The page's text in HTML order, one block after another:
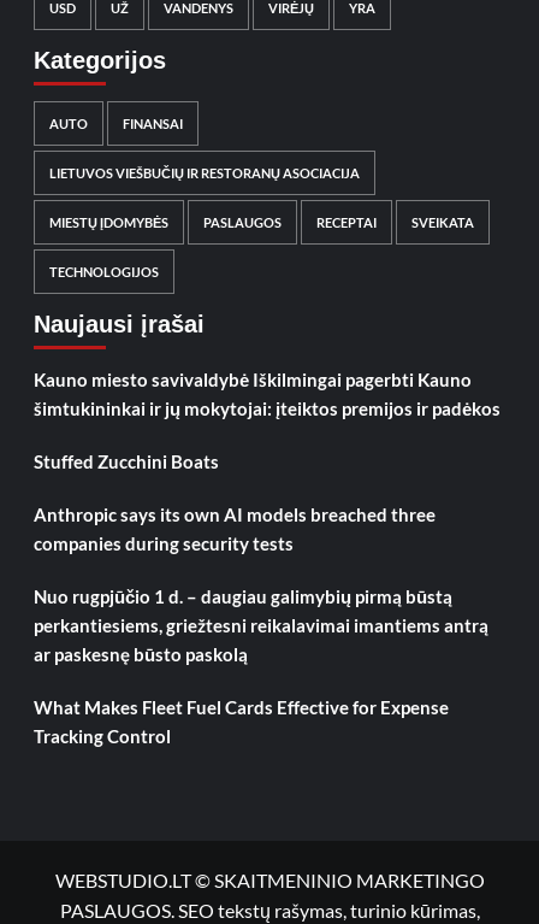
USD UŽ VANDENYS VIRĖJŲ YRA
Kategorijos
AUTO FINANSAI
LIETUVOS VIEŠBUČIŲ IR RESTORANŲ ASOCIACIJA
MIESTŲ ĮDOMYBĖS PASLAUGOS RECEPTAI SVEIKATA
TECHNOLOGIJOS
Naujausi įrašai
Kauno miesto savivaldybė Iškilmingai pagerbti Kauno
šimtukininkai ir jų mokytojai: įteiktos premijos ir padėkos
Stuffed Zucchini Boats
Anthropic says its own AI models breached three
companies during security tests
Nuo rugpjūčio 1 d. – daugiau galimybių pirmą būstą
perkantiesiems, griežtesni reikalavimai imantiems antrą
ar paskesnę būsto paskolą
What Makes Fleet Fuel Cards Effective for Expense
Tracking Control
WEBSTUDIO.LT © SKAITMENINIO MARKETINGO
PASLAUGOS. SEO tekstų rašymas, turinio kūrimas,